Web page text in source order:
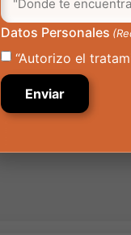
Datos Personales
“Autorizo el